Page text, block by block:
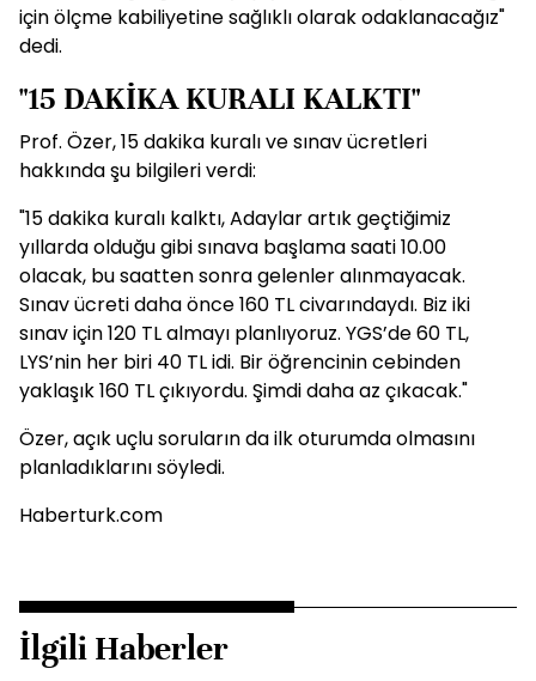
için ölçme kabiliyetine sağlıklı olarak odaklanacağız"
dedi.
"15 DAKİKA KURALI KALKTI"
Prof. Özer, 15 dakika kuralı ve sınav ücretleri
hakkında şu bilgileri verdi:
"15 dakika kuralı kalktı, Adaylar artık geçtiğimiz
yıllarda olduğu gibi sınava başlama saati 10.00
olacak, bu saatten sonra gelenler alınmayacak.
Sınav ücreti daha önce 160 TL civarındaydı. Biz iki
sınav için 120 TL almayı planlıyoruz. YGS’de 60 TL,
LYS’nin her biri 40 TL idi. Bir öğrencinin cebinden
yaklaşık 160 TL çıkıyordu. Şimdi daha az çıkacak."
Özer, açık uçlu soruların da ilk oturumda olmasını
planladıklarını söyledi.
Haberturk.com
İlgili Haberler